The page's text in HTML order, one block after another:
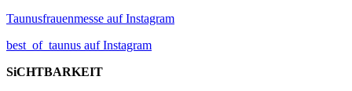
Taunusfrauenmesse auf Instagram
best_of_taunus auf Instagram
SiCHTBARKEIT